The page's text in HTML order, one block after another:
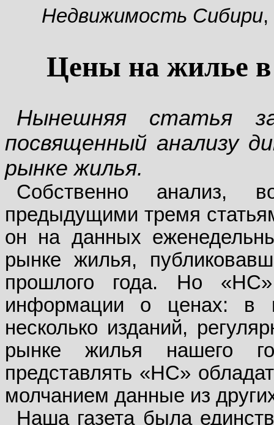
Недвижимость Сибири
Цены на жилье в
Нынешняя статья
посвященный анализу
рынке жилья.
Собственно анализ,
предыдущими тремя
он на данных
рынке жилья,
прошлого года. Но
информации о ценах: в
несколько изданий,
рынке жилья нашего
представлять «НС»
молчанием данные из
Наша газета была